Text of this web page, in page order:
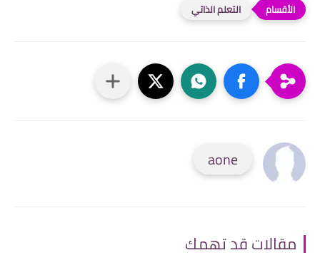
التعلم الذاتي
aone
مقالات قد تهمك